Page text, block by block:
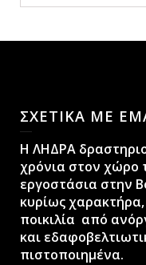
ΣΧΕΤΙΚΑ ΜΕ
H ΛΗΔΡΑ
χρόνια στον χώρο
εργοστάσια στην
κυρίως
ποικιλία από
και
πιστοποιημένα.